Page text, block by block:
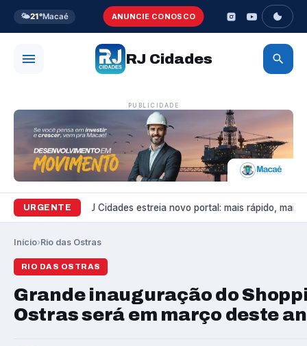
🌤️21°Macaé ANUNCIE CONOSCO
RJ Cidades
PUBLICIDADE
URGENTE
Variedades RJ Cidades estreia novo portal: mais rápido, mais
Início›Rio das Ostras
RIO DAS OSTRAS
Grande inauguração do
Ostras será em março deste